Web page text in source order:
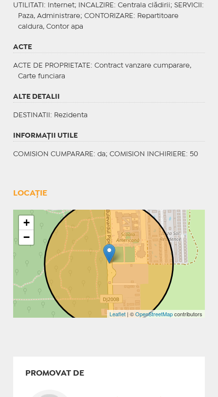
UTILITATI : Internet; INCALZIRE : Centrala clădirii; SERVICII :
Paza, Administrare; CONTORIZARE : Repartitoare
caldura, Contor apa
ACTE
ACTE DE PROPRIETATE : Contract vanzare cumparare,
Carte funciara
ALTE DETALII
DESTINATII : Rezidenta
INFORMAŢII UTILE
COMISION CUMPARARE: da; COMISION INCHIRIERE: 50
LOCAȚIE
+
−
Leaflet | ©OpenStreetMapcontributors
PROMOVAT DE